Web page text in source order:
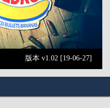
版本 v1.02 [19-06-27]